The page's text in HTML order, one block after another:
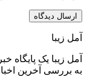
آمل زیبا
آمل زیبا یک
به بررسی آخرین